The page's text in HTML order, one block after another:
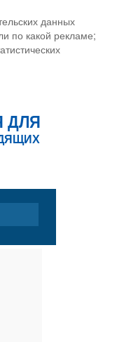
данных
по какой рекламе;